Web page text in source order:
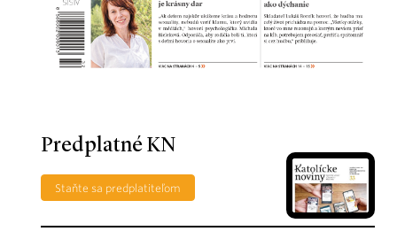
Predplatné KN
Staňte sa predplatiteľom